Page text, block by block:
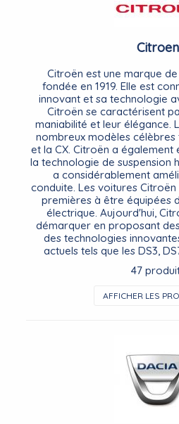
Citroen
Citroën est une marque
fondée en 1919. Elle est
innovant et sa technologie
Citroën se caractérisent
maniabilité et leur élégance.
nombreux modèles célèbres
et la CX. Citroën a
la technologie de suspension
a considérablement
conduite. Les voitures
premières à être équipées
électrique. Aujourd'hui,
démarquer en proposant
des technologies
actuels tels que les DS3,
47
AFFICHER LES